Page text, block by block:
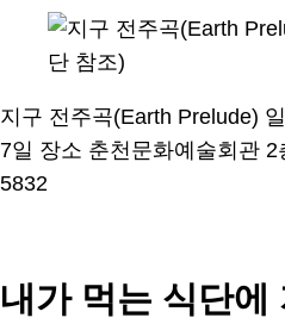
지구 전주곡(Earth Prelude)
7일 장소 춘천문화예술회관
5832
내가 먹는 식단에